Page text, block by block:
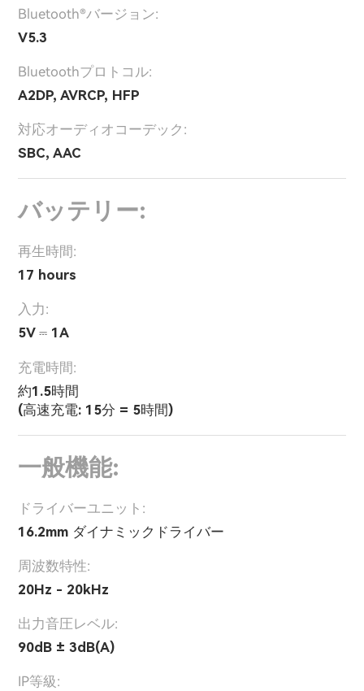
Bluetooth®バージョン:
V5.3
Bluetoothプロトコル:
A2DP, AVRCP, HFP
対応オーディオコーデック:
SBC, AAC
バッテリー:
再生時間:
17 hours
入力:
5V ⎓ 1A
充電時間:
約1.5時間
(高速充電: 15分 = 5時間)
一般機能:
ドライバーユニット:
16.2mm ダイナミックドライバー
周波数特性:
20Hz - 20kHz
出力音圧レベル:
90dB ± 3dB(A)
IP等級: